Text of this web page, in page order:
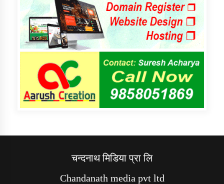
चन्दनाथ मिडिया प्रा लि
Chandanath media pvt ltd